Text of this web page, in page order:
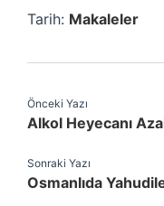
Tarih: Makaleler
Önceki Yazı
Alkol Heyecanı
Sonraki Yazı
Osmanlıda